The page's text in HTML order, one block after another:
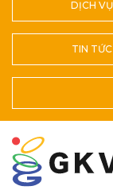
DỊCH VỤ
TIN TỨC